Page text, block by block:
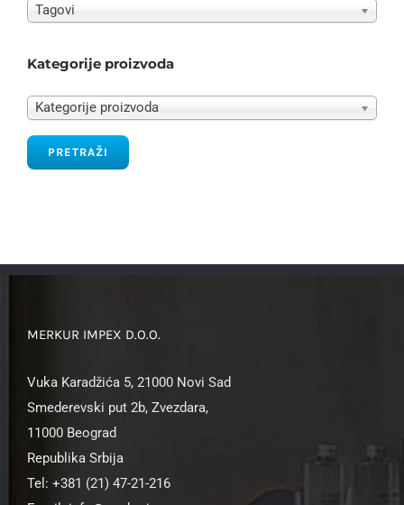
Tagovi
Kategorije proizvoda
Kategorije proizvoda
PRETRAŽI
MERKUR IMPEX D.O.O.
Vuka Karadžića 5, 21000 Novi Sad
Smederevski put 2b, Zvezdara,
11000 Beograd
Republika Srbija
Tel: +381 (21) 47-21-216